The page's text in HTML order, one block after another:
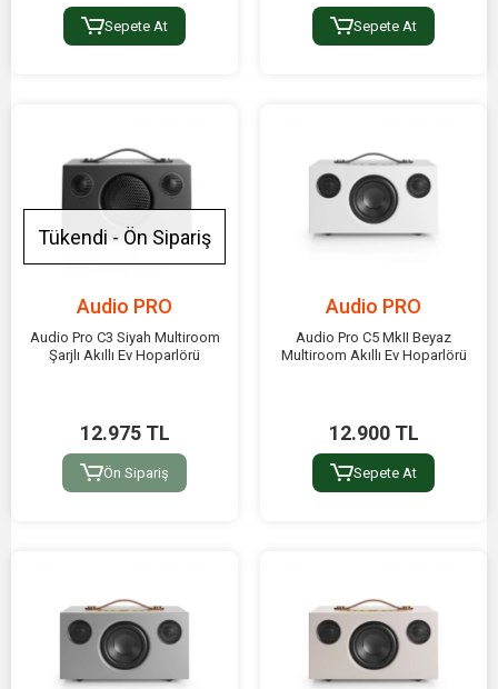
Sepete At Sepete At
Tükendi - Ön Sipariş
Audio PRO
Audio Pro C3 Siyah Multiroom
Şarjlı Akıllı Ev Hoparlörü
12.975 TL
Ön Sipariş
Audio PRO
Audio Pro C5 MkII Beyaz
Multiroom Akıllı Ev Hoparlörü
12.900 TL
Sepete At